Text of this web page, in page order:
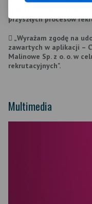
przyszłych procesów
 „Wyrażam zgodę na
zawartych w aplikacji –
Malinowe Sp. z o. o. w
rekrutacyjnych".
Multimedia